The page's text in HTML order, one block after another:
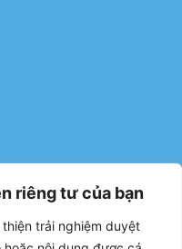
riêng tư của bạn
trải nghiệm duyệt